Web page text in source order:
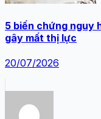
5 biến chứng nguy
gây mất thị lực
20/07/2026